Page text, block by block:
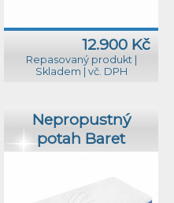
12.900 Kč
Repasovaný produkt
Skladem
vč. DPH
Nepropustný
potah Baret